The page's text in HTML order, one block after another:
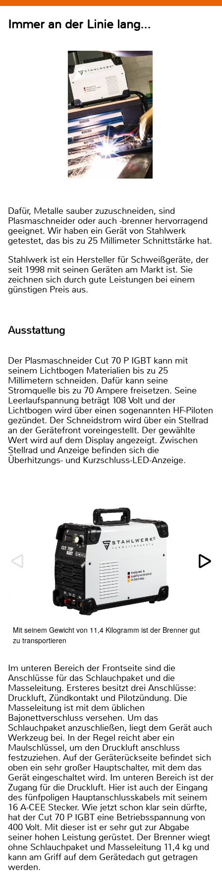
Immer an der Linie lang...
Dafür, Metalle sauber zuzuschneiden, sind
Plasmaschneider oder auch -brenner hervorragend
geeignet. Wir haben ein Gerät von Stahlwerk
getestet, das bis zu 25 Millimeter Schnittstärke hat.
Stahlwerk ist ein Hersteller für Schweißgeräte, der
seit 1998 mit seinen Geräten am Markt ist. Sie
zeichnen sich durch gute Leistungen bei einem
günstigen Preis aus.
Ausstattung
Der Plasmaschneider Cut 70 P IGBT kann mit
seinem Lichtbogen Materialien bis zu 25
Millimetern schneiden. Dafür kann seine
Stromquelle bis zu 70 Ampere freisetzen. Seine
Leerlaufspannung beträgt 108 Volt und der
Lichtbogen wird über einen sogenannten HF-Piloten
gezündet. Der Schneidstrom wird über ein Stellrad
an der Gerätefront voreingestellt. Der gewählte
Wert wird auf dem Display angezeigt. Zwischen
Stellrad und Anzeige befinden sich die
Überhitzungs- und Kurzschluss-LED-Anzeige.
Mit seinem Gewicht von 11,4 Kilogramm ist der Brenner gut
zu transportieren
Im unteren Bereich der Frontseite sind die
Anschlüsse für das Schlauchpaket und die
Masseleitung. Ersteres besitzt drei Anschlüsse:
Druckluft, Zündkontakt und Pilotzündung. Die
Masseleitung ist mit dem üblichen
Bajonettverschluss versehen. Um das
Schlauchpaket anzuschließen, liegt dem Gerät auch
Werkzeug bei. In der Regel reicht aber ein
Maulschlüssel, um den Druckluft anschluss
festzuziehen. Auf der Geräterückseite befindet sich
oben ein sehr großer Hauptschalter, mit dem das
Gerät eingeschaltet wird. Im unteren Bereich ist der
Zugang für die Druckluft. Hier ist auch der Eingang
des fünfpoligen Hauptanschlusskabels mit seinem
16 A-CEE Stecker. Wie jetzt schon klar sein dürfte,
hat der Cut 70 P IGBT eine Betriebsspannung von
400 Volt. Mit dieser ist er sehr gut zur Abgabe
seiner hohen Leistung gerüstet. Der Brenner wiegt
ohne Schlauchpaket und Masseleitung 11,4 kg und
kann am Griff auf dem Gerätedach gut getragen
werden.